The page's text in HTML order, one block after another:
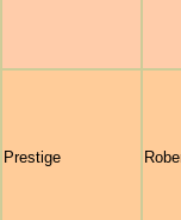
Prestige